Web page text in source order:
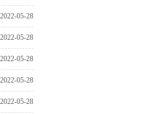
2022-05-28
2022-05-28
2022-05-28
2022-05-28
2022-05-28